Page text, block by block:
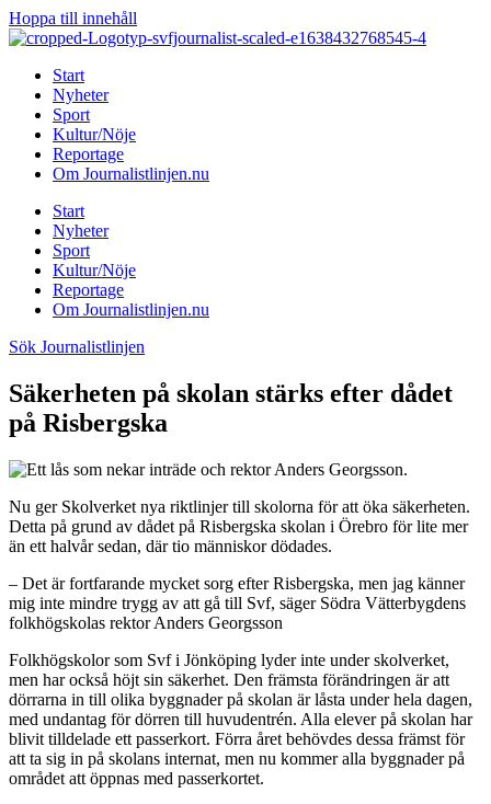
Hoppa till innehåll
Start
Nyheter
Sport
Kultur/Nöje
Reportage
Om Journalistlinjen.nu
Start
Nyheter
Sport
Kultur/Nöje
Reportage
Om Journalistlinjen.nu
Sök Journalistlinjen
Säkerheten på skolan stärks efter dådet
på Risbergska
Nu ger Skolverket nya riktlinjer till skolorna för att öka säkerheten.
Detta på grund av dådet på Risbergska skolan i Örebro för lite mer
än ett halvår sedan, där tio människor dödades.
– Det är fortfarande mycket sorg efter Risbergska, men jag känner
mig inte mindre trygg av att gå till Svf, säger Södra Vätterbygdens
folkhögskolas rektor Anders Georgsson
Folkhögskolor som Svf i Jönköping lyder inte under skolverket,
men har också höjt sin säkerhet. Den främsta förändringen är att
dörrarna in till olika byggnader på skolan är låsta under hela dagen,
med undantag för dörren till huvudentrén. Alla elever på skolan har
blivit tilldelade ett passerkort. Förra året behövdes dessa främst för
att ta sig in på skolans internat, men nu kommer alla byggnader på
området att öppnas med passerkortet.